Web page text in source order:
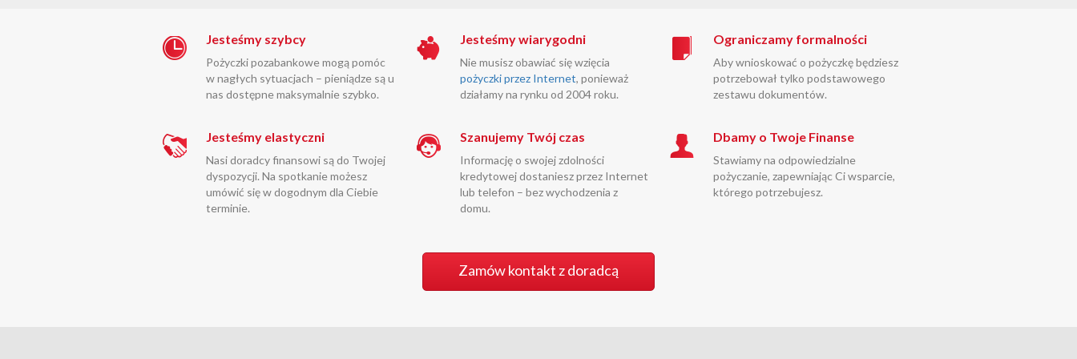
Jesteśmy szybcy
Pożyczki pozabankowe mogą pomóc
w nagłych sytuacjach – pieniądze są u
nas dostępne maksymalnie szybko.
Jesteśmy wiarygodni
Nie musisz obawiać się wzięcia
pożyczki przez Internet, ponieważ
działamy na rynku od 2004 roku.
Ograniczamy formalności
Aby wnioskować o pożyczkę będziesz
potrzebował tylko podstawowego
zestawu dokumentów.
Jesteśmy elastyczni
Nasi doradcy finansowi są do Twojej
dyspozycji. Na spotkanie możesz
umówić się w dogodnym dla Ciebie
terminie.
Szanujemy Twój czas
Informację o swojej zdolności
kredytowej dostaniesz przez Internet
lub telefon – bez wychodzenia z
domu.
Dbamy o Twoje Finanse
Stawiamy na odpowiedzialne
pożyczanie, zapewniając Ci wsparcie,
którego potrzebujesz.
Zamów kontakt z doradcą